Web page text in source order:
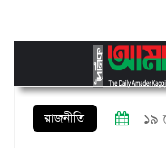
রাজনীতি ১৯